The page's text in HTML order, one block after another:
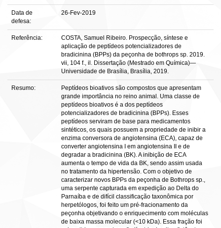
Data de
defesa:
26-Fev-2019
Referência:
COSTA, Samuel Ribeiro. Prospecção, síntese e
aplicação de peptídeos potencializadores de
bradicinina (BPPs) da peçonha de bothrops sp. 2019.
vii, 104 f., il. Dissertação (Mestrado em Química)—
Universidade de Brasília, Brasília, 2019.
Resumo:
Peptídeos bioativos são compostos que apresentam
grande importância no reino animal. Uma classe de
peptídeos bioativos é a dos peptídeos
potencializadores de bradicinina (BPPs). Esses
peptídeos serviram de base para medicamentos
sintéticos, os quais possuem a propriedade de inibir a
enzima conversora de angiotensina (ECA), capaz de
converter angiotensina I em angiotensina II e de
degradar a bradicinina (BK). A inibição de ECA
aumenta o tempo de vida da BK, sendo assim usada
no tratamento da hipertensão. Com o objetivo de
caracterizar novos BPPs da peçonha de Bothrops sp.,
uma serpente capturada em expedição ao Delta do
Parnaíba e de difícil classificação taxonômica por
herpetólogos, foi feito um pré-fracionamento da
peçonha objetivando o enriquecimento com moléculas
de baixa massa molecular (<10 kDa). Essa fração foi